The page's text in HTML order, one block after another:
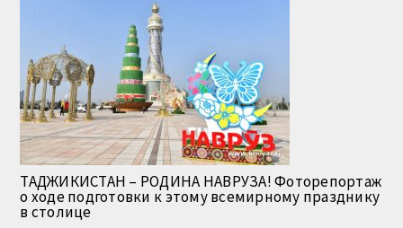
ТАДЖИКИСТАН – РОДИНА НАВРУЗА! Фоторепортаж
о ходе подготовки к этому всемирному празднику
в столице